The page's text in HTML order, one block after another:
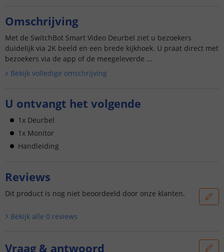
Omschrijving
Met de SwitchBot Smart Video Deurbel ziet u bezoekers
duidelijk via 2K beeld en een brede kijkhoek. U praat direct met
bezoekers via de app of de meegeleverde ...
Bekijk volledige omschrijving
U ontvangt het volgende
1x Deurbel
1x Monitor
Handleiding
Reviews
Dit product is nog niet beoordeeld door onze klanten.
Bekijk alle 0 reviews
Vraag & antwoord